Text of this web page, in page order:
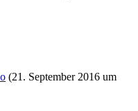
(21. September 2016 um